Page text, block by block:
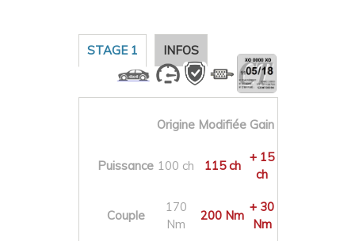
STAGE 1 INFOS
Origine Modifiée Gain
Puissance 100 ch 115 ch
+ 15
ch
Couple
170
Nm
200 Nm
+ 30
Nm